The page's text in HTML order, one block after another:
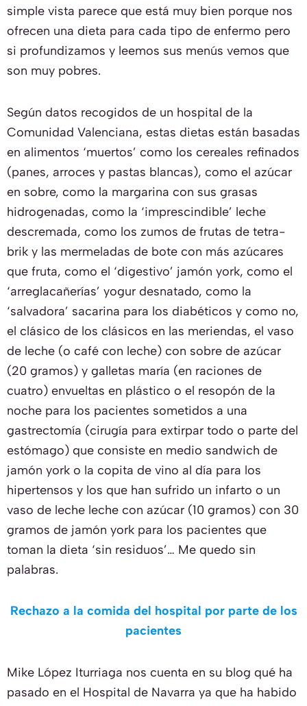
simple vista parece que está muy bien porque nos
ofrecen una dieta para cada tipo de enfermo pero
si profundizamos y leemos sus menús vemos que
son muy pobres.
Según datos recogidos de un hospital de la
Comunidad Valenciana, estas dietas están basadas
en alimentos ‘muertos’ como los cereales refinados
(panes, arroces y pastas blancas), como el azúcar
en sobre, como la margarina con sus grasas
hidrogenadas, como la ‘imprescindible’ leche
descremada, como los zumos de frutas de tetra-
brik y las mermeladas de bote con más azúcares
que fruta, como el ‘digestivo’ jamón york, como el
‘arreglacañerías’ yogur desnatado, como la
‘salvadora’ sacarina para los diabéticos y como no,
el clásico de los clásicos en las meriendas, el vaso
de leche (o café con leche) con sobre de azúcar
(20 gramos) y galletas maría (en raciones de
cuatro) envueltas en plástico o el resopón de la
noche para los pacientes sometidos a una
gastrectomía (cirugía para extirpar todo o parte del
estómago) que consiste en medio sandwich de
jamón york o la copita de vino al día para los
hipertensos y los que han sufrido un infarto o un
vaso de leche leche con azúcar (10 gramos) con 30
gramos de jamón york para los pacientes que
toman la dieta ‘sin residuos’… Me quedo sin
palabras.
Rechazo a la comida del hospital por parte de los
pacientes
Mike López Iturriaga nos cuenta en su blog qué ha
pasado en el Hospital de Navarra ya que ha habido